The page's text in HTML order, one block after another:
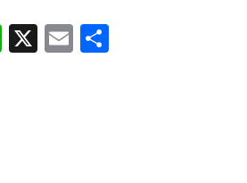
W
ha
X E
m
Pa
rt